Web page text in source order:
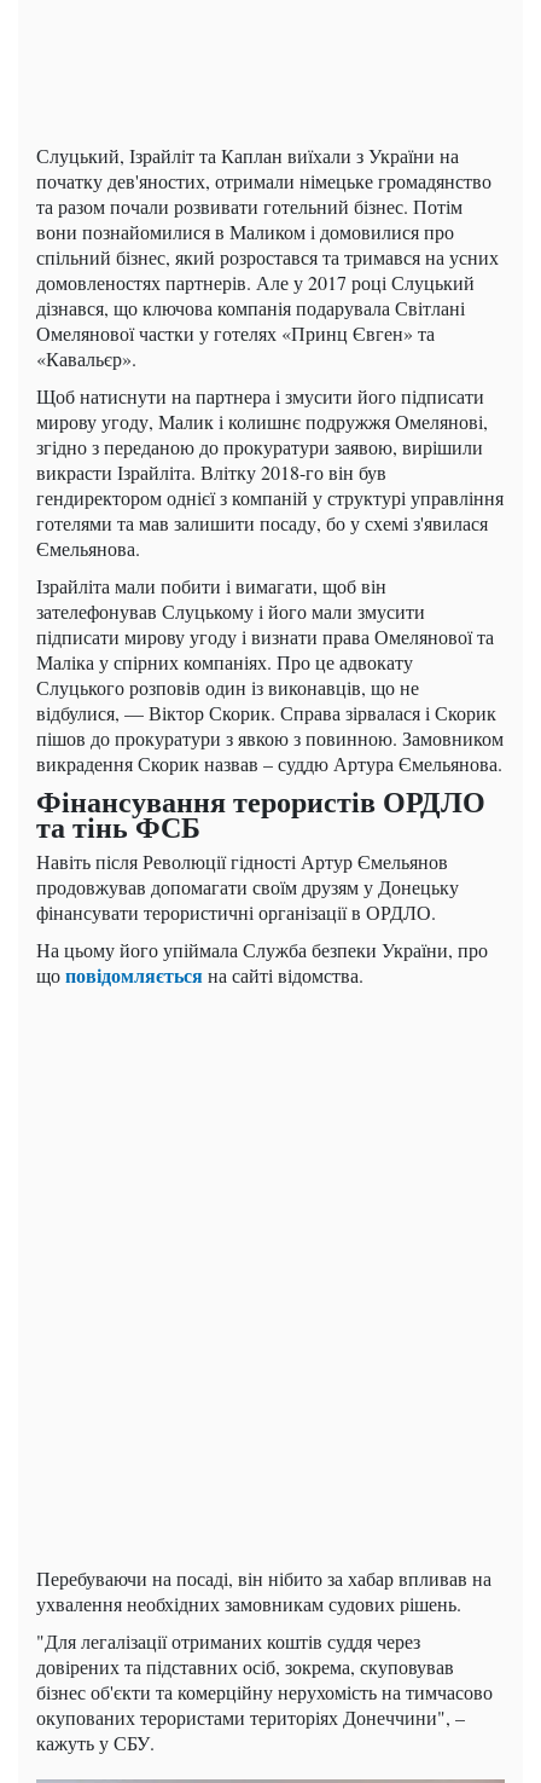
Слуцький, Ізрайліт та Каплан виїхали з України на
початку дев'яностих, отримали німецьке громадянство
та разом почали розвивати готельний бізнес. Потім
вони познайомилися в Маликом і домовилися про
спільний бізнес, який розростався та тримався на усних
домовленостях партнерів. Але у 2017 році Слуцький
дізнався, що ключова компанія подарувала Світлані
Омелянової частки у готелях «Принц Євген» та
«Кавальєр».
Щоб натиснути на партнера і змусити його підписати
мирову угоду, Малик і колишнє подружжя Омелянові,
згідно з переданою до прокуратури заявою, вирішили
викрасти Ізрайліта. Влітку 2018-го він був
гендиректором однієї з компаній у структурі управління
готелями та мав залишити посаду, бо у схемі з'явилася
Ємельянова.
Ізрайліта мали побити і вимагати, щоб він
зателефонував Слуцькому і його мали змусити
підписати мирову угоду і визнати права Омелянової та
Маліка у спірних компаніях. Про це адвокату
Слуцького розповів один із виконавців, що не
відбулися, — Віктор Скорик. Справа зірвалася і Скорик
пішов до прокуратури з явкою з повинною. Замовником
викрадення Скорик назвав – суддю Артура Ємельянова.
Фінансування терористів ОРДЛО
та тінь ФСБ
Навіть після Революції гідності Артур Ємельянов
продовжував допомагати своїм друзям у Донецьку
фінансувати терористичні організації в ОРДЛО.
На цьому його упіймала Служба безпеки України, про
щоповідомляєтьсяна сайті відомства.
Перебуваючи на посаді, він нібито за хабар впливав на
ухвалення необхідних замовникам судових рішень.
"Для легалізації отриманих коштів суддя через
довірених та підставних осіб, зокрема, скуповував
бізнес об'єкти та комерційну нерухомість на тимчасово
окупованих терористами територіях Донеччини", –
кажуть у СБУ.